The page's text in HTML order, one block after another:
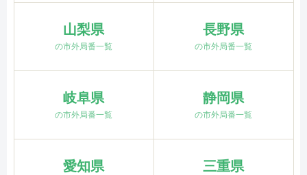
山梨県
の市外局番一覧
長野県
の市外局番一覧
岐阜県
の市外局番一覧
静岡県
の市外局番一覧
愛知県 三重県